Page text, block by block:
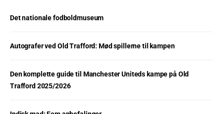
Det nationale fodboldmuseum
Autografer ved Old Trafford: Mød spillerne til kampen
Den komplette guide til Manchester Uniteds kampe på Old
Trafford 2025/2026